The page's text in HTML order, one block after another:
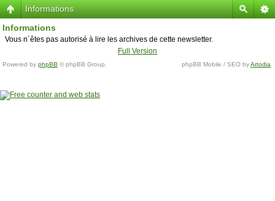
Informations
Informations
Vous n´êtes pas autorisé à lire les archives de cette newsletter.
Full Version
Powered by phpBB © phpBB Group. phpBB Mobile / SEO byArtodia